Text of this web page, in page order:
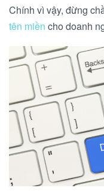
Chính vì vậy, đừng
tên miền cho doanh